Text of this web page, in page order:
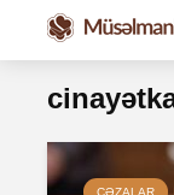
CƏZALAR